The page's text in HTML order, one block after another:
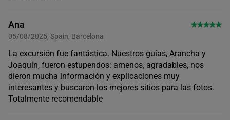
Ana
05/08/2025, Spain, Barcelona
La excursión fue fantástica. Nuestros guías, Arancha y
Joaquín, fueron estupendos: amenos, agradables, nos
dieron mucha información y explicaciones muy
interesantes y buscaron los mejores sitios para las fotos.
Totalmente recomendable